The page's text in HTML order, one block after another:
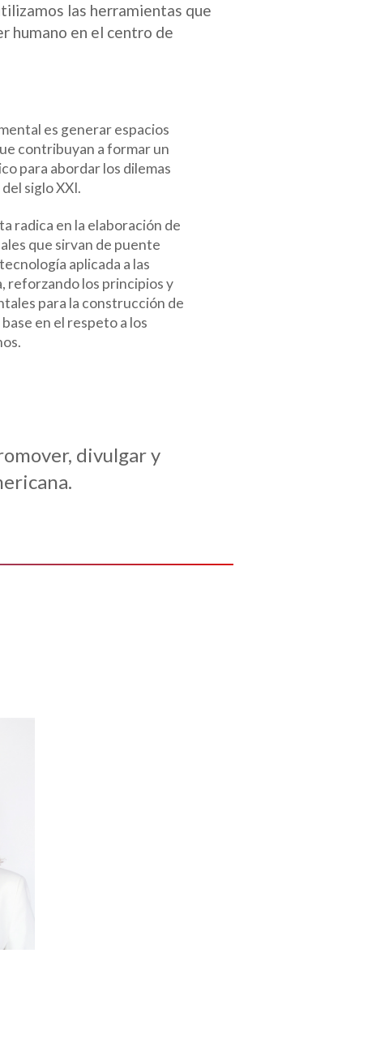
las herramientas que
humano en el centro de
es generar espacios
contribuyan a formar un
para abordar los dilemas
siglo XXI.
radica en la elaboración de
que sirvan de puente
aplicada a las
reforzando los principios y
para la construcción de
en el respeto a los
divulgar y